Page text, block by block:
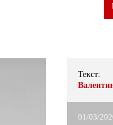
Текст:
01/03/